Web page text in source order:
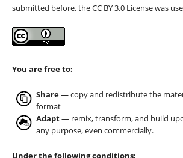
submitted before, the CC BY 3.0 License was
You are free to:
Share— copy and redistribute the
format
Adapt— remix, transform, and build
any purpose, even commercially.
Under the following conditions: